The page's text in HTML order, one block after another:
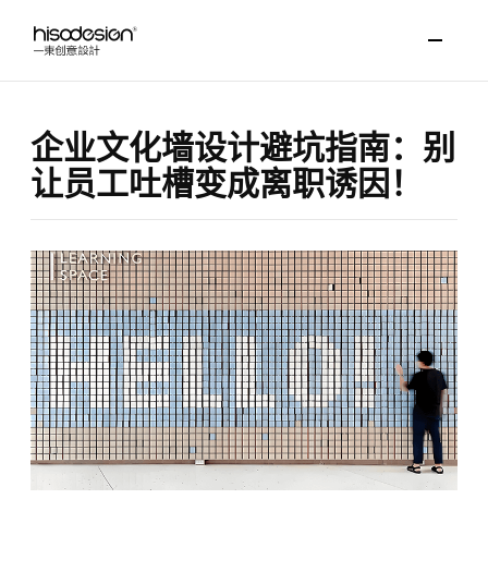
企业文化墙设计避坑指南：别
让员工吐槽变成离职诱因！